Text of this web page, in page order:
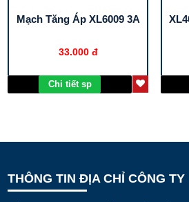
Mạch Tăng Áp XL6009 3A
33.000 đ
Chi tiết sp
THÔNG TIN ĐỊA CHỈ CÔNG TY